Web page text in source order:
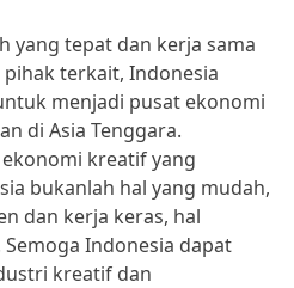
yang tepat dan kerja sama
terkait, Indonesia
menjadi pusat ekonomi
di Asia Tenggara.
kreatif yang
bukanlah hal yang mudah,
dan kerja keras, hal
Indonesia dapat
kreatif dan